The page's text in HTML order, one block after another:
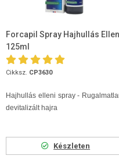
Forcapil Spray Hajhullás Ellen
125ml
Cikksz. CP3630
Hajhullás elleni spray -
devitalizált hajra
Készleten